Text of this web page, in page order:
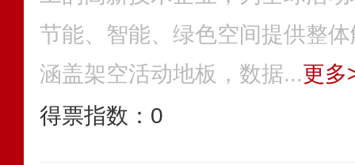
节能、智能、绿色空间提供整
涵盖架空活动地板，数据...更多
得票指数： 0